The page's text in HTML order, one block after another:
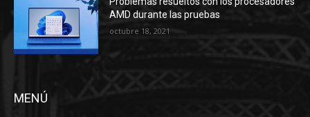
AMD durante las pruebas
octubre 18, 2021
MENÚ